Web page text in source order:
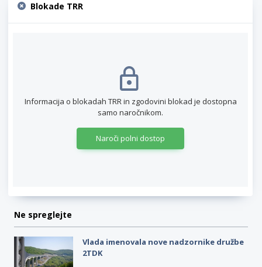
Blokade TRR
Informacija o blokadah TRR in zgodovini blokad je dostopna
samo naročnikom.
Naroči polni dostop
Ne spreglejte
Vlada imenovala nove nadzornike družbe
2TDK